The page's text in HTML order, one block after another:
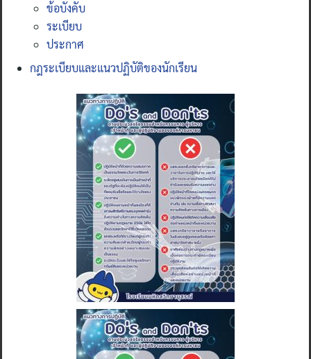
ข้อบังคับ
ระเบียบ
ประกาศ
กฎระเบียบและแนวปฏิบัติของนักเรียน